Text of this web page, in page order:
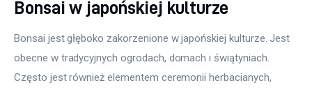
Bonsai w japońskiej kulturze
Bonsai jest głęboko zakorzenione w japońskiej kulturze. Jest
obecne w tradycyjnych ogrodach, domach i świątyniach.
Często jest również elementem ceremonii herbacianych,